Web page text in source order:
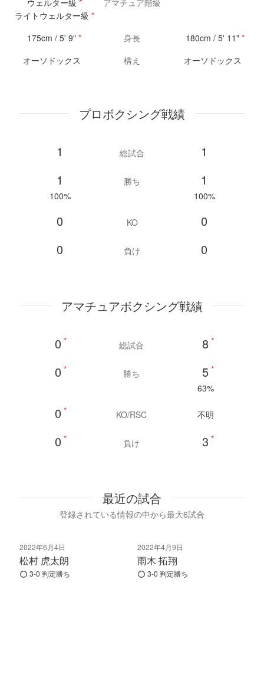
ライトウェルター級 *
175cm / 5' 9" * 身長 180cm / 5' 11" *
オーソドックス
構え オーソドックス
プロボクシング戦績
1 総試合
1
1
100%
勝ち 1
100%
0 KO
0
0
負け 0
アマチュアボクシング戦績
0 * 総試合 8 *
0 * 勝ち 5 *
63%
0 * KO/RSC 不明
0 * 負け 3 *
最近の試合
登録されている情報の中から最大6試合
2022年6月4日
松村 虎太朗
3-0 判定勝ち
2022年4月9日
雨木 拓翔
3-0 判定勝ち